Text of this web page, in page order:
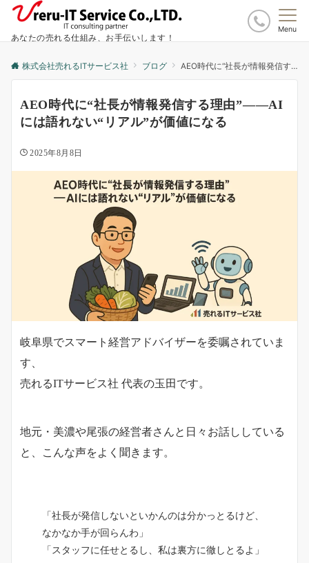
あなたの売れる仕組み、お手伝いします！
Menu
株式会社売れるITサービス社 ブログ AEO時代に“社長が情報発信する理由”――AIには語れない“リアル”が価値になる
AEO時代に“社長が情報発信する理由”――AI
には語れない“リアル”が価値になる
2025年8月8日
岐阜県でスマート経営アドバイザーを委嘱されていま
す、
売れるITサービス社 代表の玉田です。
地元・美濃や尾張の経営者さんと日々お話ししている
と、こんな声をよく聞きます。
「社長が発信しないといかんのは分かっとるけど、
なかなか手が回らんわ」
「スタッフに任せとるし、私は裏方に徹しとるよ」